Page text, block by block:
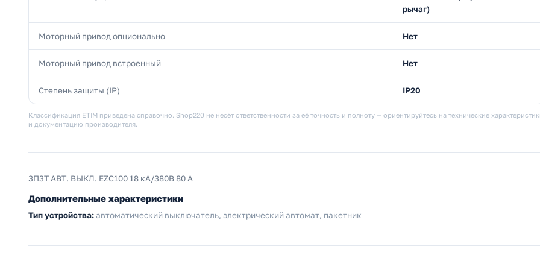
рычаг)
Моторный привод опционально Нет
Моторный привод встроенный Нет
Степень защиты (IP) IP20
Классификация ETIM приведена справочно. Shop220 не несёт ответственности за её точность и полноту — ориентируйтесь на технические
и документацию производителя.
3П3Т АВТ. ВЫКЛ. EZC100 18 кА/380В 80 A
Дополнительные характеристики
Тип устройства:автоматический выключатель, электрический автомат, пакетник